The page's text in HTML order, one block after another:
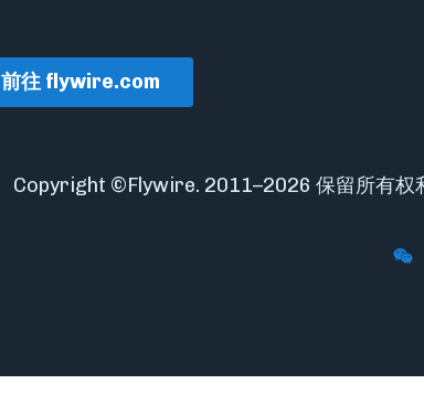
前往 flywire.com
Copyright ©Flywire. 2011–2026 保留所有权